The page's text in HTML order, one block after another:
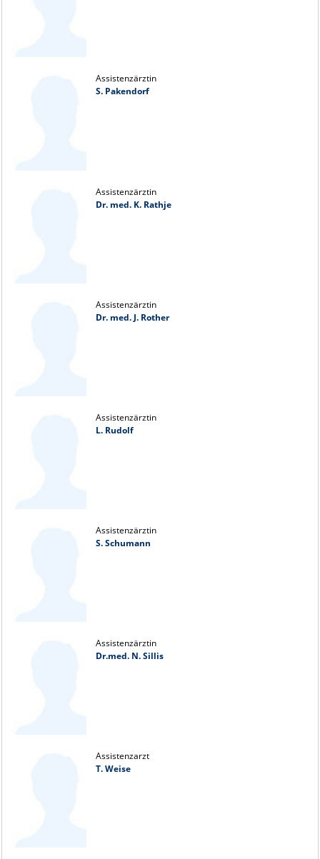
Assistenzärztin
S. Pakendorf
Assistenzärztin
Dr. med. K. Rathje
Assistenzärztin
Dr. med. J. Rother
Assistenzärztin
L. Rudolf
Assistenzärztin
S. Schumann
Assistenzärztin
Dr.med. N. Sillis
Assistenzarzt
T. Weise